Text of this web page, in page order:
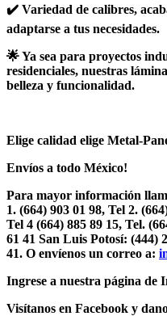
✔️ Variedad de calibres,
adaptarse a tus necesidades.
🌟 Ya sea para proyectos
residenciales, nuestras
belleza y funcionalidad.
Elige calidad elige Metal-
Envíos a todo México!
Para mayor información
1. (664) 903 01 98, Tel 2.
Tel 4 (664) 885 89 15, Tel.
61 41 San Luis Potosí: (444)
41. O envíenos un correo a:
Ingrese a nuestra página de
Visítanos en Facebook y